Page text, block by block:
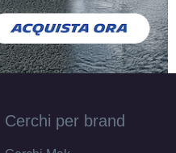
Cerchi per brand